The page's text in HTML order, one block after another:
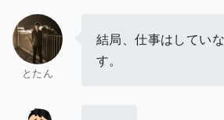
とたん
結局、仕事はしてい
す。